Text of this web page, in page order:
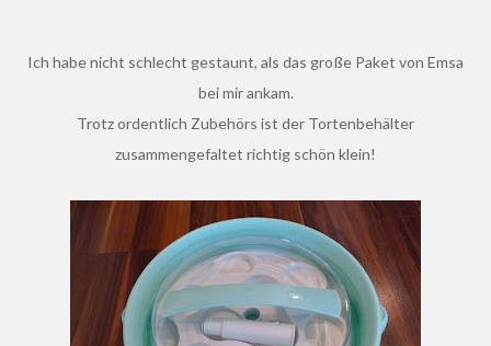
Ich habe nicht schlecht gestaunt, als das große Paket von Emsa
bei mir ankam.
Trotz ordentlich Zubehörs ist der Tortenbehälter
zusammengefaltet richtig schön klein!